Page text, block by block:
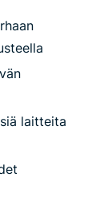
laitteita